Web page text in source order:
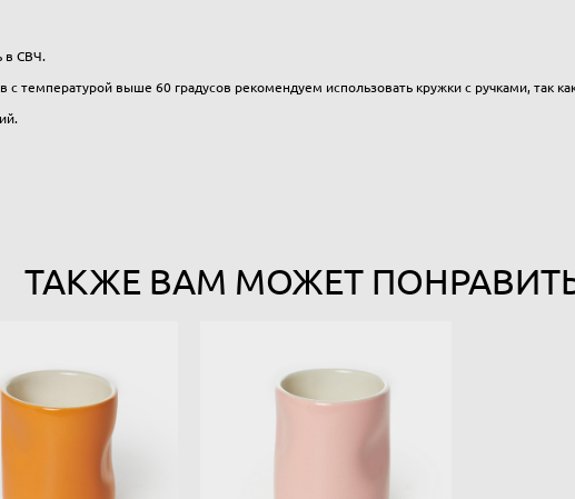
в СВЧ.
с температурой выше 60 градусов рекомендуем использовать кружки с ручками, так
ТАКЖЕ ВАМ МОЖЕТ